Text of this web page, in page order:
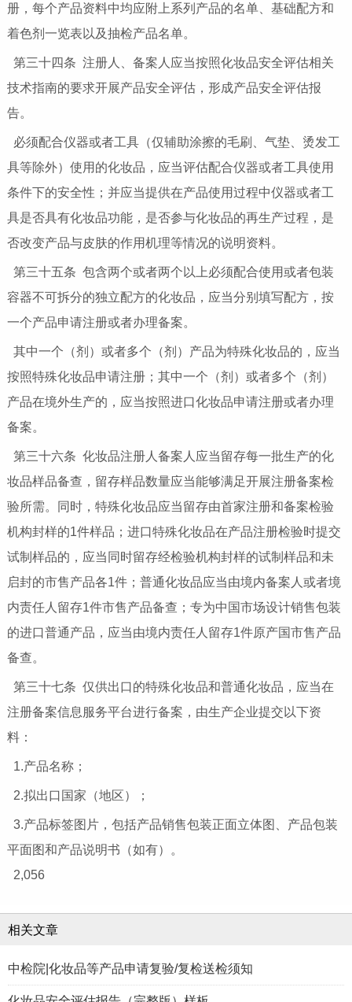
册，每个产品资料中均应附上系列产品的名单、基础配方和
着色剂一览表以及抽检产品名单。
第三十四条 注册人、备案人应当按照化妆品安全评估相关
技术指南的要求开展产品安全评估，形成产品安全评估报
告。
必须配合仪器或者工具（仅辅助涂擦的毛刷、气垫、烫发工
具等除外）使用的化妆品，应当评估配合仪器或者工具使用
条件下的安全性；并应当提供在产品使用过程中仪器或者工
具是否具有化妆品功能，是否参与化妆品的再生产过程，是
否改变产品与皮肤的作用机理等情况的说明资料。
第三十五条 包含两个或者两个以上必须配合使用或者包装
容器不可拆分的独立配方的化妆品，应当分别填写配方，按
一个产品申请注册或者办理备案。
其中一个（剂）或者多个（剂）产品为特殊化妆品的，应当
按照特殊化妆品申请注册；其中一个（剂）或者多个（剂）
产品在境外生产的，应当按照进口化妆品申请注册或者办理
备案。
第三十六条 化妆品注册人备案人应当留存每一批生产的化
妆品样品备查，留存样品数量应当能够满足开展注册备案检
验所需。同时，特殊化妆品应当留存由首家注册和备案检验
机构封样的1件样品；进口特殊化妆品在产品注册检验时提交
试制样品的，应当同时留存经检验机构封样的试制样品和未
启封的市售产品各1件；普通化妆品应当由境内备案人或者境
内责任人留存1件市售产品备查；专为中国市场设计销售包装
的进口普通产品，应当由境内责任人留存1件原产国市售产品
备查。
第三十七条 仅供出口的特殊化妆品和普通化妆品，应当在
注册备案信息服务平台进行备案，由生产企业提交以下资
料：
1.产品名称；
2.拟出口国家（地区）；
3.产品标签图片，包括产品销售包装正面立体图、产品包装
平面图和产品说明书（如有）。
2,056
相关文章
中检院|化妆品等产品申请复验/复检送检须知